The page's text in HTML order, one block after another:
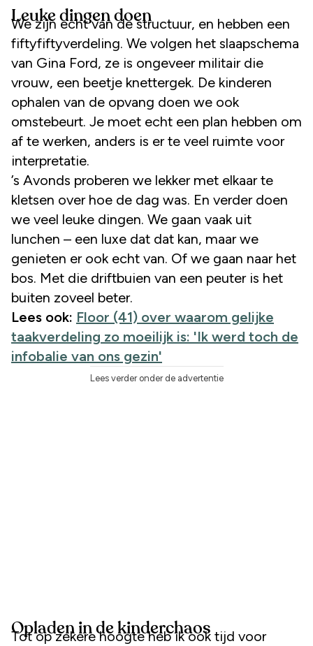
Leuke dingen doen
We zijn echt van de structuur, en hebben een
fiftyfiftyverdeling. We volgen het slaapschema
van Gina Ford, ze is ongeveer militair die
vrouw, een beetje knettergek. De kinderen
ophalen van de opvang doen we ook
omstebeurt. Je moet echt een plan hebben om
af te werken, anders is er te veel ruimte voor
interpretatie.
’s Avonds proberen we lekker met elkaar te
kletsen over hoe de dag was. En verder doen
we veel leuke dingen. We gaan vaak uit
lunchen – een luxe dat dat kan, maar we
genieten er ook echt van. Of we gaan naar het
bos. Met die driftbuien van een peuter is het
buiten zoveel beter.
Lees ook: Floor (41) over waarom gelijke
taakverdeling zo moeilijk is: 'Ik werd toch de
infobalie van ons gezin'
Lees verder onder de advertentie
Opladen in de kinderchaos
Tot op zekere hoogte heb ik ook tijd voor